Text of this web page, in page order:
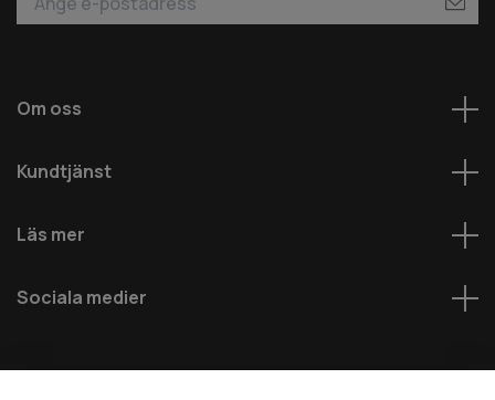
Om oss
Kundtjänst
Läs mer
Sociala medier